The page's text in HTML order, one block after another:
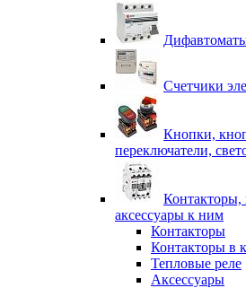
Счетчики
Кнопки,
переключатели,
Контакторы,
аксессуары к ним
Контакторы
Контакторы в
Тепловые реле
Аксессуары